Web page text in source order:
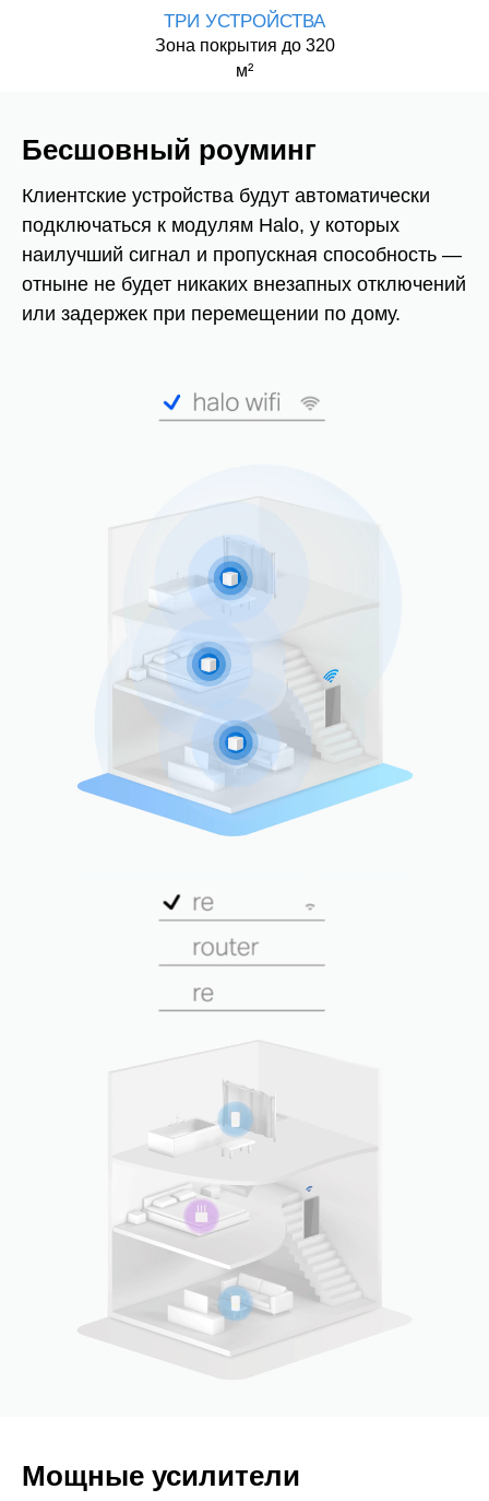
ТРИ УСТРОЙСТВА
Зона покрытия до 320
м²
Бесшовный роуминг
Клиентские устройства будут автоматически
подключаться к модулям Halo, у которых
наилучший сигнал и пропускная способность —
отныне не будет никаких внезапных отключений
или задержек при перемещении по дому.
Мощные усилители